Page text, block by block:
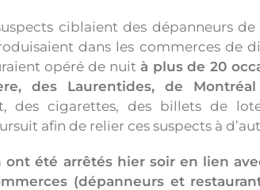
ciblaient des dépanneurs
dans les commerces de
opéré de nuit à plus de 20
des Laurentides, de
des cigarettes, des billets de
afin de relier ces suspects à
été arrêtés hier soir en lien
(dépanneurs et